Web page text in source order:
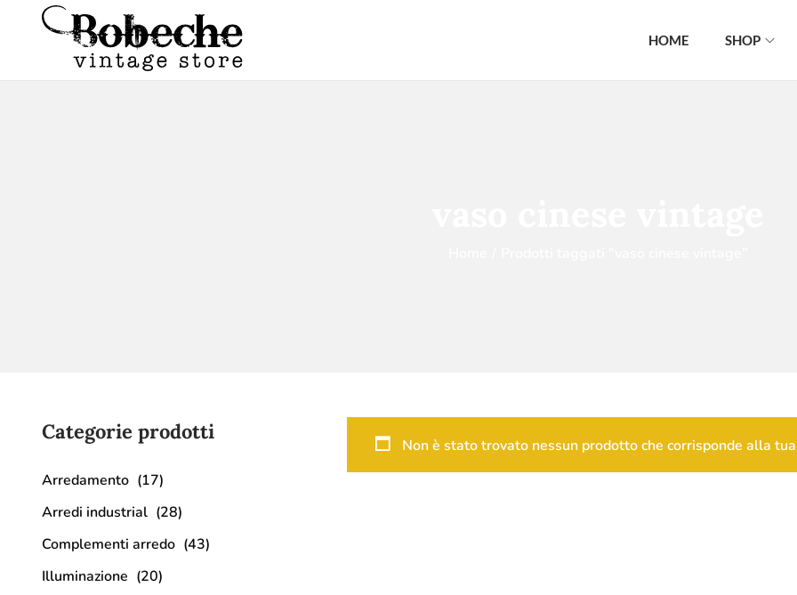
HOME SHOP
Non è stato trovato nessun prodotto che corrisponde alla
Categorie prodotti
Arredamento (17)
Arredi industrial (28)
Complementi arredo (43)
Illuminazione (20)